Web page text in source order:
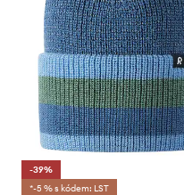
-39%
*-5 % s kódem: LST